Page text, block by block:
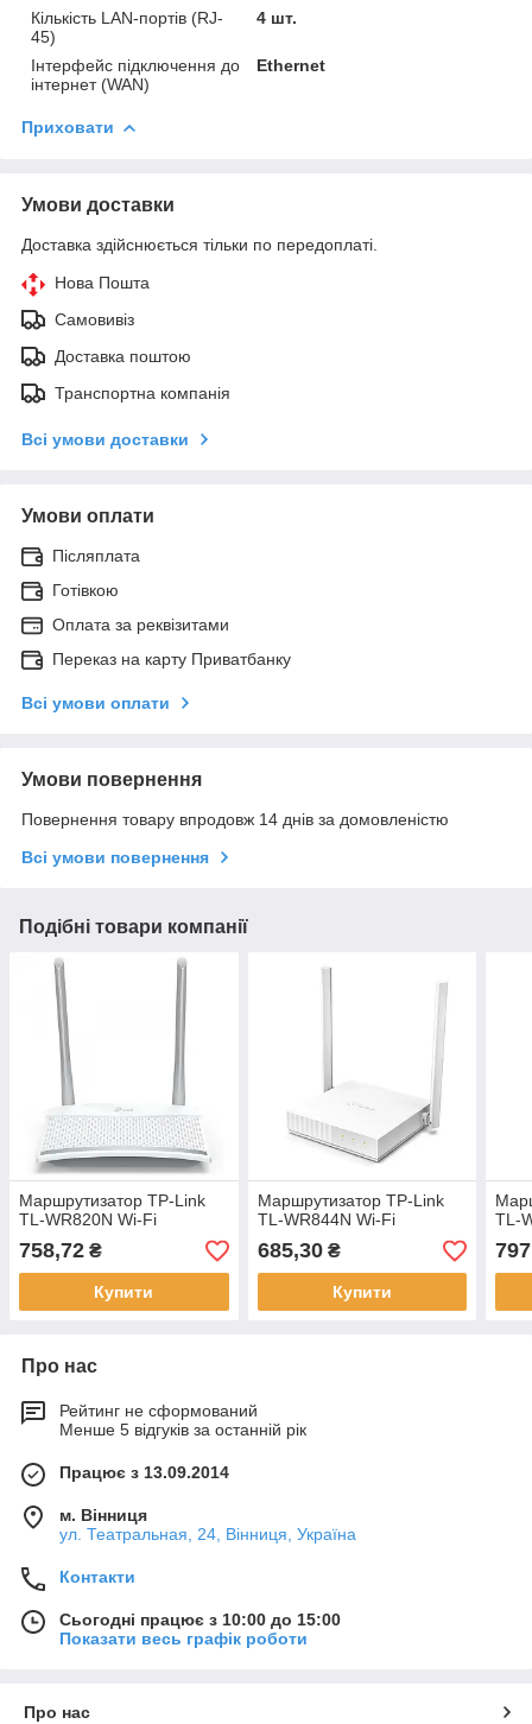
Кількість LAN-портів (RJ-
45)
4 шт.
Інтерфейс підключення до
інтернет (WAN)
Ethernet
Приховати
Умови доставки
Доставка здійснюється тільки по передоплаті.
Нова Пошта
Самовивіз
Доставка поштою
Транспортна компанія
Всі умови доставки
Умови оплати
Післяплата
Готівкою
Оплата за реквізитами
Переказ на карту Приватбанку
Всі умови оплати
Умови повернення
Повернення товару впродовж 14 днів за домовленістю
Всі умови повернення
Подібні товари компанії
Маршрутизатор TP-Link
TL-WR820N Wi-Fi
758,72 ₴
Купити
Маршрутизатор TP-Link
TL-WR844N Wi-Fi
685,30₴
Купити
TL-
Про нас
Рейтинг не сформований
Менше 5 відгуків за останній рік
Працює з 13.09.2014
м. Вінниця
ул. Театральная, 24, Вінниця, Україна
Контакти
Сьогодні працює з 10:00 до 15:00
Показати весь графік роботи
Про нас